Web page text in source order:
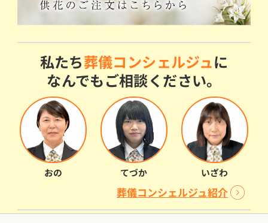
おの てづか いざわ
私たち葬儀コンシェルジュに
なんでもご相談ください。
葬儀コンシェルジュ紹介